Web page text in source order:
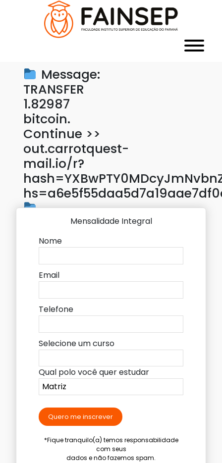
Message:
TRANSFER
1.82987
bitcoin.
Continue >>
out.carrotquest-
mail.io/r?
Mensalidade Integral
Nome
Email
Telefone
Selecione um curso
Qual polo você quer estudar
Quero me inscrever
*Fique tranquilo(a) temos responsabilidade
com seus
dados e não fazemos spam.